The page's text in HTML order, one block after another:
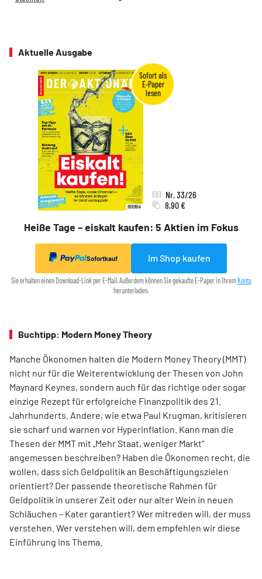
Aktuelle Ausgabe
Heiße Tage – eiskalt kaufen: 5 Aktien im Fokus
Nr. 33/26
8,90 €
Sofortkauf Im Shop kaufen
Sie erhalten einen Download-Link per E-Mail. Außerdem können Sie gekaufte E-Paper in IhremKonto
herunterladen.
Buchtipp: Modern Money Theory
Manche Ökonomen halten die Modern Money Theory (MMT)
nicht nur für die Weiterentwicklung der Thesen von John
Maynard Keynes, sondern auch für das richtige oder sogar
einzige Rezept für erfolgreiche Finanzpolitik des 21.
Jahrhunderts. Andere, wie etwa Paul Krugman, kritisieren
sie scharf und warnen vor Hyperinflation. Kann man die
Thesen der MMT mit „Mehr Staat, weniger Markt“
angemessen beschreiben? Haben die Ökonomen recht, die
wollen, dass sich Geldpolitik an Beschäftigungszielen
orientiert? Der passende theoretische Rahmen für
Geldpolitik in unserer Zeit oder nur alter Wein in neuen
Schläuchen – Kater garantiert? Wer mitreden will, der muss
verstehen. Wer verstehen will, dem empfehlen wir diese
Einführung ins Thema.